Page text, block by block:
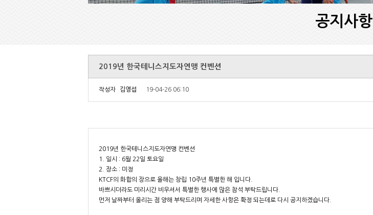
공지사항
2019년 한국테니스지도자연맹 컨벤션
작성자 김영섭 19-04-26 06:10
2019년 한국테니스지도자연맹 컨벤션
1. 일시 : 6월 22일 토요일
2. 장소 : 미정
KTCF의 화합의 장으로 올해는 창립 10주년 특별한 해 입니다.
바쁘시더라도 미리시간 비우셔서 특별한 행사에 많은 참석 부탁드립니다.
먼저 날짜부터 올리는 점 양해 부탁드리며 자세한 사항은 확정 되는데로 다시 공지하겠습니다.